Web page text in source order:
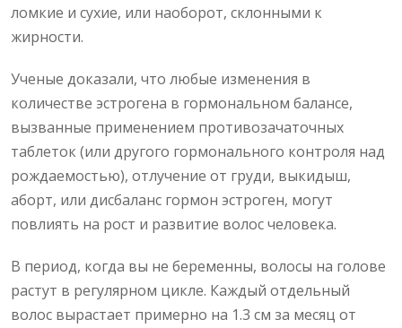
ломкие и сухие, или наоборот, склонными к
жирности.
Ученые доказали, что любые изменения в
количестве эстрогена в гормональном балансе,
вызванные применением противозачаточных
таблеток (или другого гормонального контроля над
рождаемостью), отлучение от груди, выкидыш,
аборт, или дисбаланс гормон эстроген, могут
повлиять на рост и развитие волос человека.
В период, когда вы не беременны, волосы на голове
растут в регулярном цикле. Каждый отдельный
волос вырастает примерно на 1.3 см за месяц от